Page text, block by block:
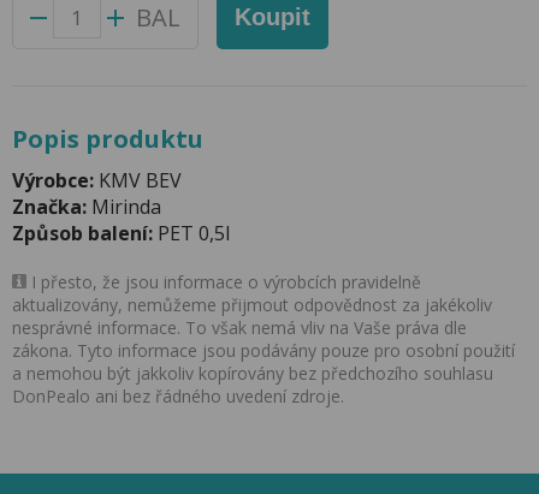
BAL Koupit
Popis produktu
Výrobce: KMV BEV
Značka: Mirinda
Způsob balení: PET 0,5l
I přesto, že jsou informace o výrobcích pravidelně
aktualizovány, nemůžeme přijmout odpovědnost za jakékoliv
nesprávné informace. To však nemá vliv na Vaše práva dle
zákona. Tyto informace jsou podávány pouze pro osobní použití
a nemohou být jakkoliv kopírovány bez předchozího souhlasu
DonPealo ani bez řádného uvedení zdroje.